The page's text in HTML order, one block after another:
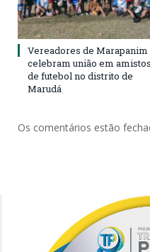
Vereadores de Marapanim
celebram união em
de futebol no distrito de
Marudá
Os comentários estão